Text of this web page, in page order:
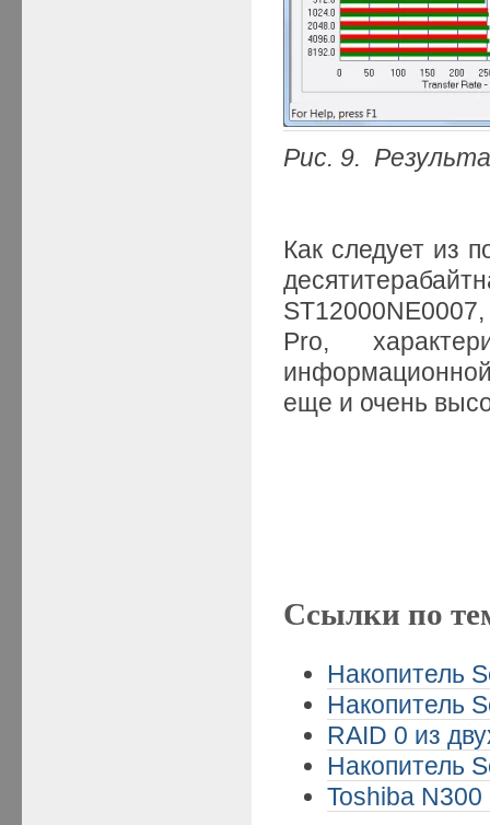
Рис. 9.
Как следует из
Pro,
еще и очень
Ссылки по
Накопитель
Накопитель
RAID 0 из
Накопитель
Toshiba N300